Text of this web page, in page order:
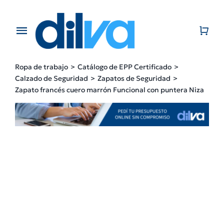
contentToggle
EMPRESA
PRODUCTOS
Ropa de trabajo
Catálogo de EPP Certificado
Calzado de Seguridad
Zapatos de Seguridad
Zapato francés cuero marrón Funcional con puntera Niza